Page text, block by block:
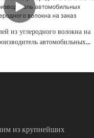
из углеродного волокна на
автомобильных
из крупнейших